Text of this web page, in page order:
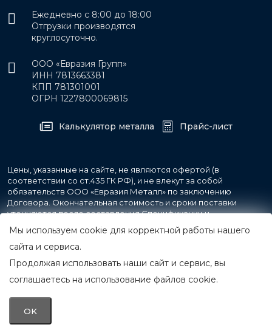
Ежедневно с 8:00 до 18:00
Отгрузки производятся
круглосуточно.
ООО «Евразия Групп»
ИНН 7813663381
КПП 781301001
ОГРН 1227800069815
Калькулятор металла Прайс-лист
Цены, указанные на сайте, не являются офертой (в
соответствии со ст.435 ГК РФ), и не влекут за собой
обязательств ООО «Евразия Металл» по заключению
Договора. Окончательная стоимость и сроки поставки
уточняются после составления Спецификации и
фиксируются в Счете на оплату, а также Спецификации на
поставку товара.
© 2007-2026 Все права защищены.
ООО «Евразия Металл»
Мы используем cookie для корректной работы нашего
сайта и сервиса.
Продолжая использовать наши сайт и сервис, вы
соглашаетесь на использование файлов cookie.
OK